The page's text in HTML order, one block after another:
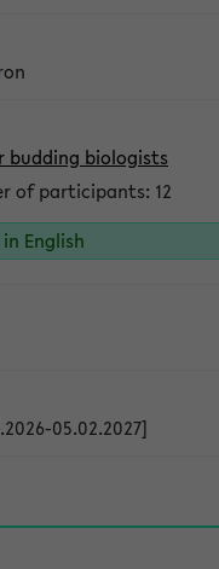
budding biologists
of participants: 12
English
05.02.2027]